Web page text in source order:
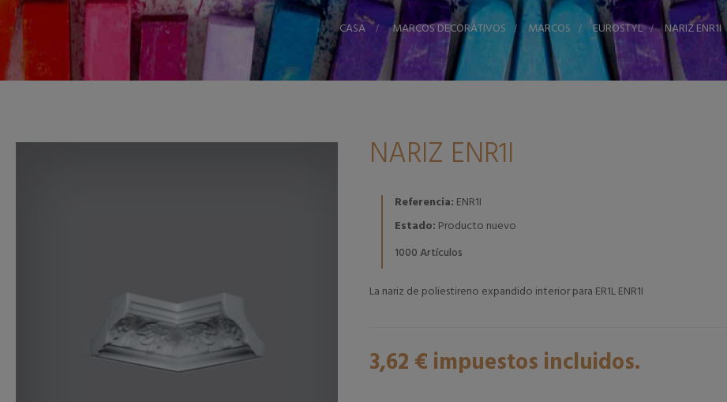
CASA > MARCOS DECORATIVOS > MARCOS > EUROSTYL > NARIZ ENR1I
NARIZ ENR1I
Referencia: ENR1I
Estado: Producto nuevo
1000Artículos
La nariz de poliestireno expandido interior para ER1L ENR1I
3,62 € impuestos incluidos.